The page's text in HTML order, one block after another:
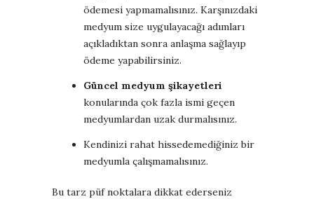
ödemesi yapmamalısınız. Karşınızdaki
medyum size uygulayacağı adımları
açıkladıktan sonra anlaşma sağlayıp
ödeme yapabilirsiniz.
Güncel medyum şikayetleri
konularında çok fazla ismi geçen
medyumlardan uzak durmalısınız.
Kendinizi rahat hissedemediğiniz bir
medyumla çalışmamalısınız.
Bu tarz püf noktalara dikkat ederseniz